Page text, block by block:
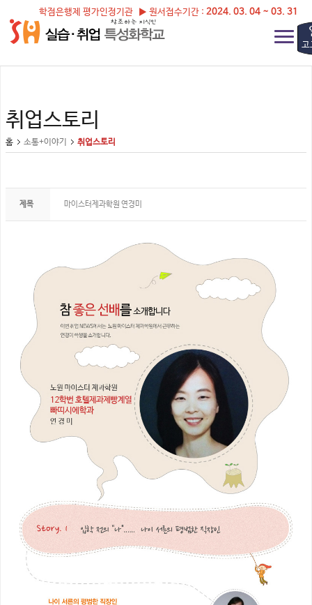
학점은행제 평가인정기관 ▶ 원서접수기간 : 2024. 03. 04 ~ 03. 31
고
취업스토리
홈 소통+이야기 취업스토리
제목 마이스터제과학원 연경미